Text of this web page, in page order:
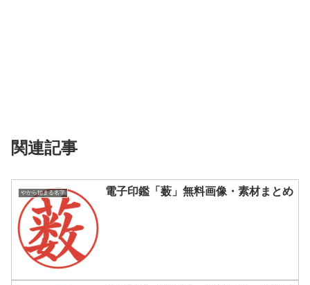
関連記事
やから始まる名字 電子印鑑「薮」無料画像・素材まとめ